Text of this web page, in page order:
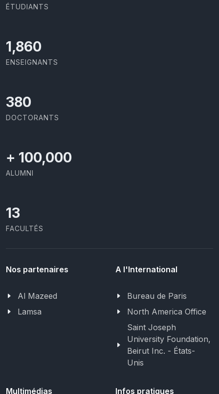
ÉTUDIANTS
2,029
ENSEIGNANTS
414
DOCTORANTS
+ 100,000
ALUMNI
13
FACULTÉS
Nos partenaires
Al Mazeed
Lamsa
A l'International
Bureau de Paris
North America Office
Saint Joseph
University Foundation,
Beirut Inc. - États-
Unis
Multimédias Infos pratiques